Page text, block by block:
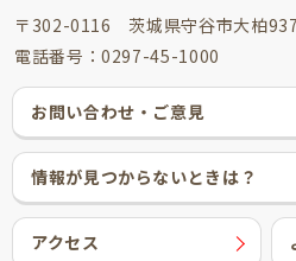
〒302-0116 茨城県守谷市大柏
電話番号：0297-45-1000
お問い合わせ・ご意見
情報が見つからないときは？
アクセス